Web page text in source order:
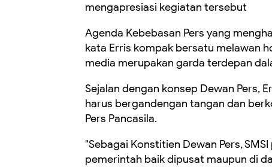
mengapresiasi kegiatan tersebut
Agenda Kebebasan Pers yang
kata Erris kompak bersatu melawan
media merupakan garda terdepan
Sejalan dengan konsep Dewan Pers,
harus bergandengan tangan dan
Pers Pancasila.
"Sebagai Konstitien Dewan Pers,
pemerintah baik dipusat maupun di